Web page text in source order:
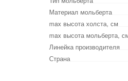
Материал мольберта
max высота холста, см
max высота мольберта,
Линейка производителя
Страна